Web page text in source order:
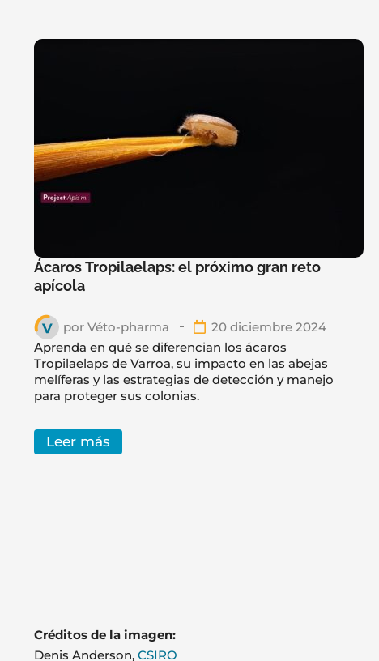
Ácaros Tropilaelaps: el próximo gran reto
apícola
por Véto-pharma
20 diciembre 2024
Aprenda en qué se diferencian los ácaros
Tropilaelaps de Varroa, su impacto en las abejas
melíferas y las estrategias de detección y manejo
para proteger sus colonias.
Leer más
Créditos de la imagen:
Denis Anderson, CSIRO